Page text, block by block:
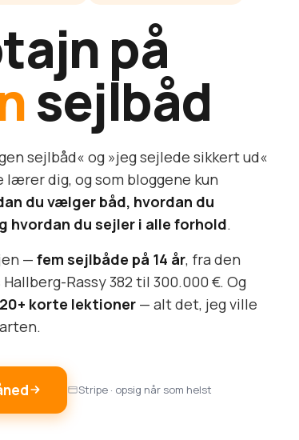
på
sejlbåd
sejlbåd« og »jeg sejlede sikkert ud«
dig, og som bloggene kun
du vælger båd, hvordan du
hvordan du sejler i alle forhold.
— fem sejlbåde på 14 år, fra den
Rassy 382 til 300.000 €. Og
korte lektioner — alt det, jeg ville
Stripe · opsig når som helst